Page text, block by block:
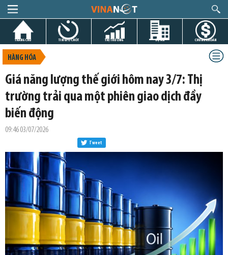
TRANG CHỦ TIN GIỜ CHÓT THỊ TRƯỜNG DỰ ÁN CHỨNG KHOÁN
HÀNG HÓA
Giá năng lượng thế giới hôm nay 3/7: Thị
trường trải qua một phiên giao dịch đầy
biến động
09:46 03/07/2026
Tweet